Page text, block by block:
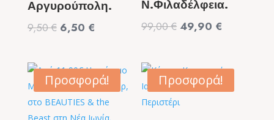
Αργυρούπολη.
9,50€ Original
9,50 €.
6,50 €
είναι:
6,50 €.
Ν.Φιλαδέλφεια.
99,00€ Original
99,00 €.
49,90 €
49,90 €.
Προσφορά! Προσφορά!